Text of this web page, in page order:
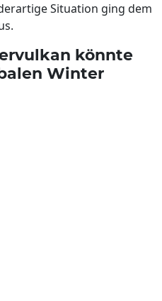
Situation ging dem
könnte
Winter